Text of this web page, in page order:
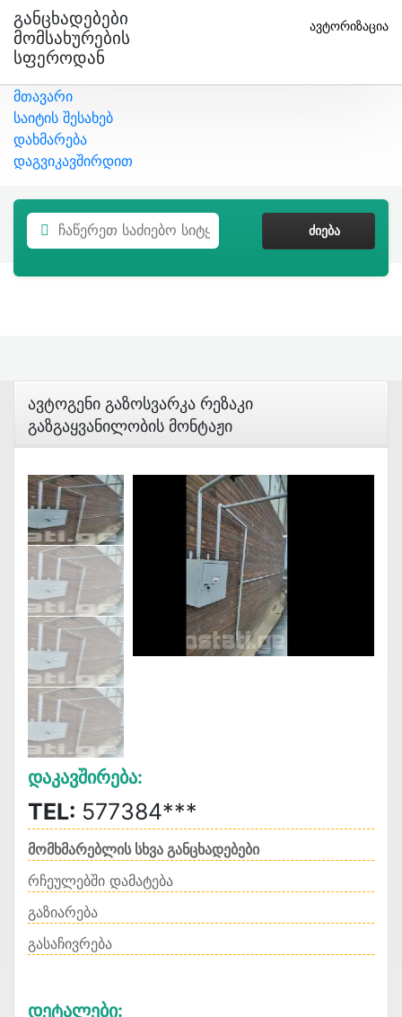
Განცხადებები
Მომსახურების
Სფეროდან
ავტორიზაცია
მთავარი
საიტის შესახებ
დახმარება
დაგვიკავშირდით
ᲫᲘᲔᲑᲐ
Ავტოგენი Გაზოსვარკა Რეზაკი
Გაზგაყვანილობის Მონტაჟი
Დაკავშირება:
TEL: 577384***
მომხმარებლის სხვა განცხადებები
რჩეულებში დამატება
გაზიარება
გასაჩივრება
Დეტალები: